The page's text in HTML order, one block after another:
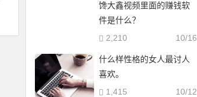
馋大鑫视频里面的赚钱软
件是什么？
10/16
2,210
什么样性格的女人最讨人
喜欢。
10/12
1,415